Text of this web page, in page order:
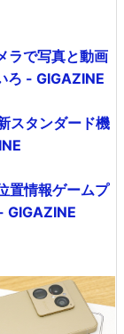
ラで写真と動画
ろ - GIGAZINE
スタンダード機
置情報ゲームプ
GIGAZINE